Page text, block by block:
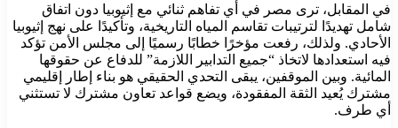
في المقابل، ترى مصر في أي تفاهم ثنائي مع إثيوبيا دون اتفاق
شامل تهديدًا لترتيبات تقاسم المياه التاريخية، وتأكيدًا على نهج إثيوبيا
الأحادي. ولذلك، رفعت مؤخرًا خطابًا رسميًا إلى مجلس الأمن تؤكد
فيه استعدادها لاتخاذ “جميع التدابير اللازمة” للدفاع عن حقوقها
المائية. وبين الموقفين، يبقى التحدي الحقيقي هو بناء إطار إقليمي
مشترك يُعيد الثقة المفقودة، ويضع قواعد تعاون مشترك لا تستثني
أي طرف.